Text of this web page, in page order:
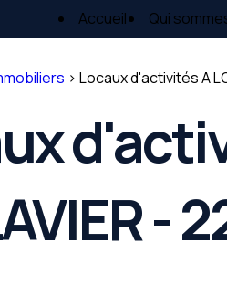
Accueil Qui
>Locaux d'activités A
-